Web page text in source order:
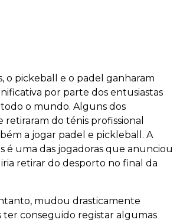
o pickeball e o padel ganharam
por parte dos entusiastas
o mundo. Alguns dos
retiraram do ténis profissional
a jogar padel e pickleball. A
é uma das jogadoras que anunciou
retirar do desporto no final da
mudou drasticamente
ter conseguido registar algumas